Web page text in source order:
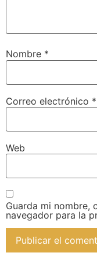
Nombre *
Correo electrónico *
Web
Guarda mi nombre,
navegador para la